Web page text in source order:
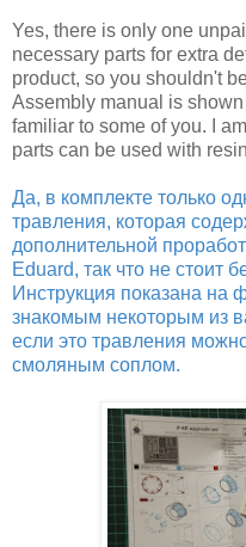
Yes, there is only one
necessary parts for extra
product, so you shouldn't
Assembly manual is
familiar to some of you. I
parts can be used with
Да, в комплекте только
травления, которая
дополнительной
Eduard, так что не стоит
Инструкция показана на
знакомым некоторым из
если это травления
смоляным соплом.